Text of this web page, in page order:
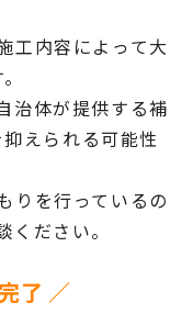
工内容によって大
治体が提供する補
えられる可能性
りを行っているの
ださい。
了 ／